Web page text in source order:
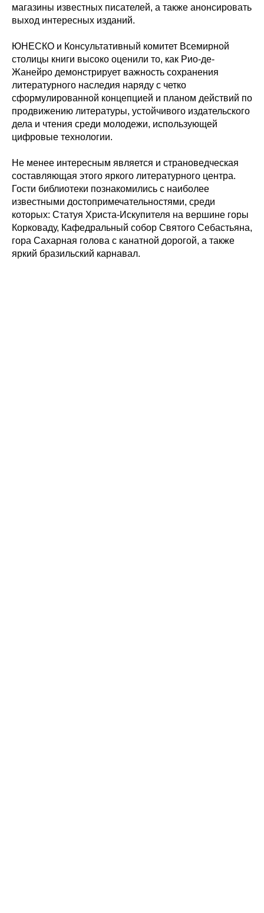
магазины известных писателей, а также анонсировать
выход интересных изданий.
ЮНЕСКО и Консультативный комитет Всемирной
столицы книги высоко оценили то, как Рио-де-
Жанейро демонстрирует важность сохранения
литературного наследия наряду с четко
сформулированной концепцией и планом действий по
продвижению литературы, устойчивого издательского
дела и чтения среди молодежи, использующей
цифровые технологии.
Не менее интересным является и страноведческая
составляющая этого яркого литературного центра.
Гости библиотеки познакомились с наиболее
известными достопримечательностями, среди
которых: Статуя Христа-Искупителя на вершине горы
Корковаду, Кафедральный собор Святого Себастьяна,
гора Сахарная голова с канатной дорогой, а также
яркий бразильский карнавал.